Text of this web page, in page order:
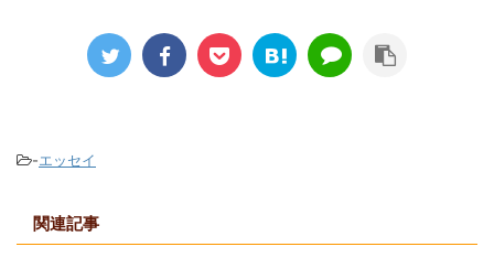
-エッセイ
関連記事